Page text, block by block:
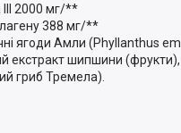
III 2000 мг/**
388 мг/**
ягоди Амли (Phyllanthus
екстракт шипшини
гриб Тремела).